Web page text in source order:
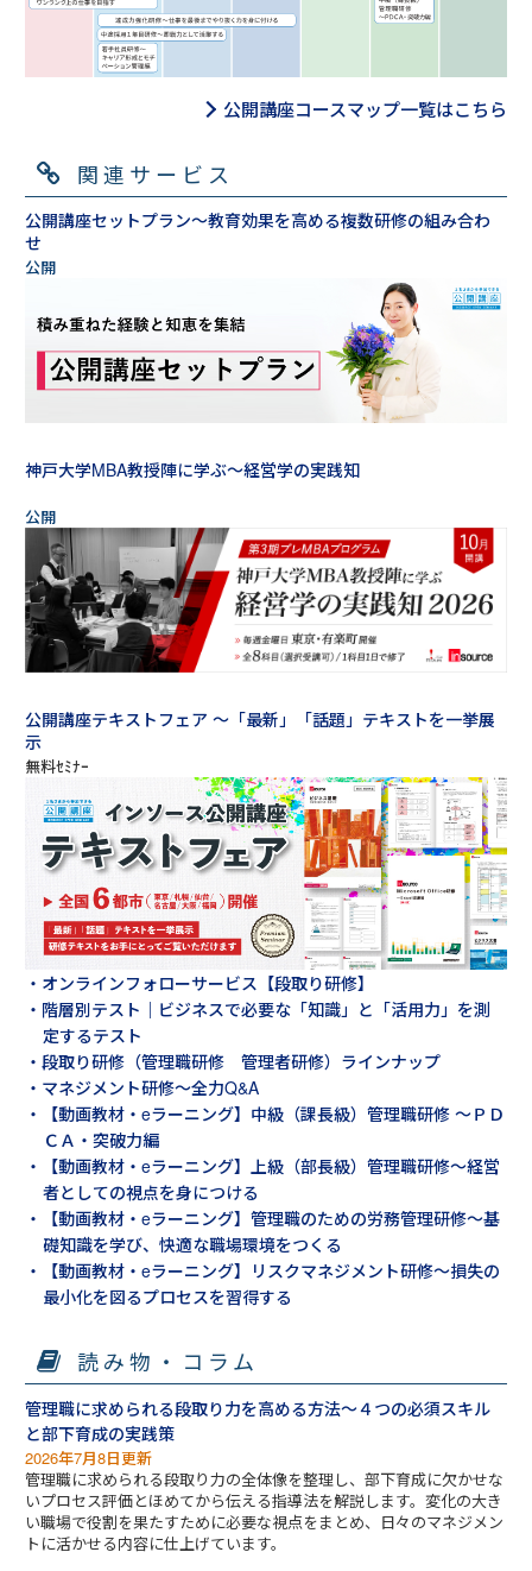
公開講座コースマップ一覧はこちら
関連サービス
公開講座セットプラン～教育効果を高める複数研修の組み合わ
せ
神戸大学MBA教授陣に学ぶ～経営学の実践知
公開講座テキストフェア ～「最新」「話題」テキストを一挙展
示
・オンラインフォローサービス【段取り研修】
・階層別テスト｜ビジネスで必要な「知識」と「活用力」を測
定するテスト
・段取り研修（管理職研修 管理者研修）ラインナップ
・マネジメント研修～全力Q&A
・【動画教材・eラーニング】中級（課長級）管理職研修 ～ＰＤ
ＣＡ・突破力編
・【動画教材・eラーニング】上級（部長級）管理職研修～経営
者としての視点を身につける
・【動画教材・eラーニング】管理職のための労務管理研修～基
礎知識を学び、快適な職場環境をつくる
・【動画教材・eラーニング】リスクマネジメント研修～損失の
最小化を図るプロセスを習得する
読み物・コラム
管理職に求められる段取り力を高める方法～４つの必須スキル
と部下育成の実践策
2026年7月8日更新
管理職に求められる段取り力の全体像を整理し、部下育成に欠かせな
いプロセス評価とほめてから伝える指導法を解説します。変化の大き
い職場で役割を果たすために必要な視点をまとめ、日々のマネジメン
トに活かせる内容に仕上げています。